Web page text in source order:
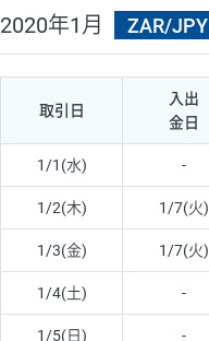
2020年1月 ZAR/JPY
取引日
入出
金日
1/1(水) -
1/2(木) 1/7(火)
1/3(金) 1/7(火)
1/4(土) -
1/5(日) -